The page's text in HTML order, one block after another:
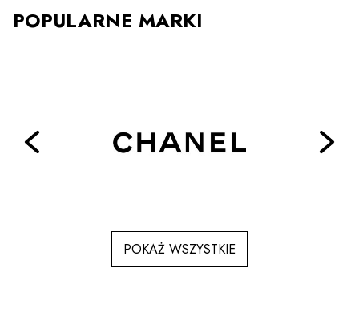
Opcje
można
POPULARNE MARKI
POKAŻ WSZYSTKIE